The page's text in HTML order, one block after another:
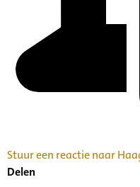
Stuur een reactie naar
Delen